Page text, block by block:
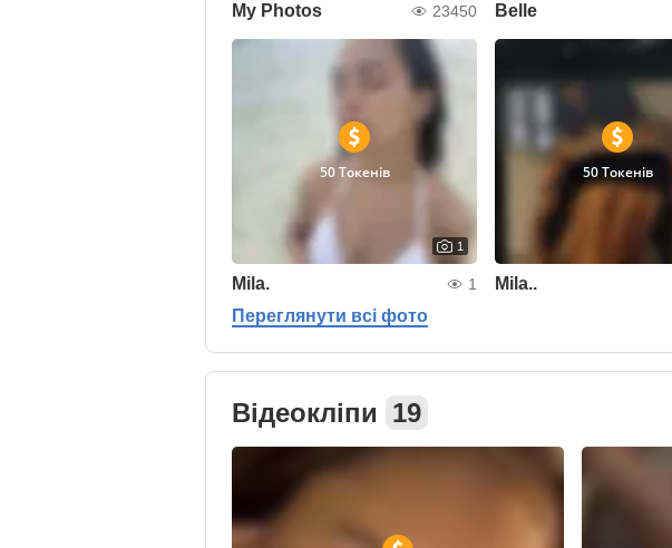
My Photos 23450 Belle
50 Токенів
1
Mila. 1
50 Токенів
Mila..
Переглянути всі фото
Відеокліпи 19